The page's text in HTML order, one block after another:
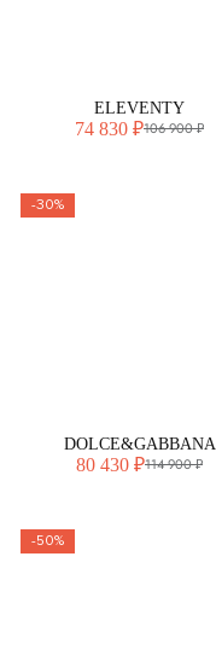
ELEVENTY
74 830 ₽106 900 ₽
-30%
DOLCE&GABBANA
80 430 ₽114 900 ₽
-50%